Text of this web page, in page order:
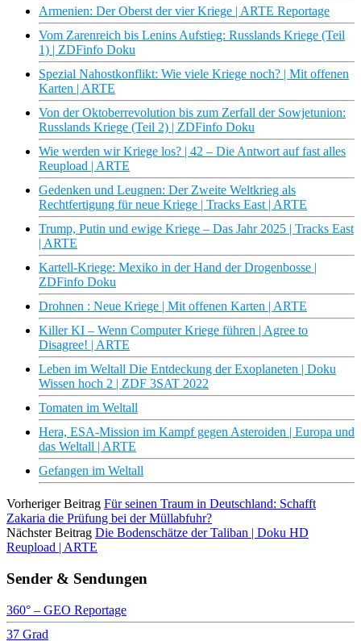
Armenien: Der Oberst der vier Kriege | ARTE Reportage
Vom Zarenreich bis Lenins Aufstieg: Russlands Kriege (Teil
1) | ZDFinfo Doku
Spezial Nahostkonflikt: Wie viele Kriege noch? | Mit offenen
Karten | ARTE
Von der Oktoberrevolution bis zum Zerfall der Sowjetunion:
Russlands Kriege (Teil 2) | ZDFinfo Doku
Wie werden wir Kriege los? | 42 – Die Antwort auf fast alles
Reupload | ARTE
Gedenken und Leugnen: Der Zweite Weltkrieg als
Rechtfertigung für neue Kriege | Tracks East | ARTE
Trump, Putin und ewige Kriege – Das Jahr 2025 | Tracks East
| ARTE
Kartell-Kriege: Mexiko in der Hand der Drogenbosse |
ZDFinfo Doku
Drohnen : Neue Kriege | Mit offenen Karten | ARTE
Killer KI – Wenn Computer Kriege führen | Agree to
Disagree! | ARTE
Leben im Weltall Die Entdeckung der Exoplaneten | Doku
Wissen hoch 2 | ZDF 3SAT 2022
Tomaten im Weltall
Hera, ESA-Mission im Kampf gegen Asteroiden | Europa und
das Weltall | ARTE
Gefangen im Weltall
Vorheriger Beitrag Für seinen Traum in Deutschland: Schafft
Zakaria die Prüfung bei der Müllabfuhr?
Nächster Beitrag Die Bodenschätze der Taliban | Doku HD
Reupload | ARTE
Sender & Sendungen
360° – GEO Reportage
37 Grad